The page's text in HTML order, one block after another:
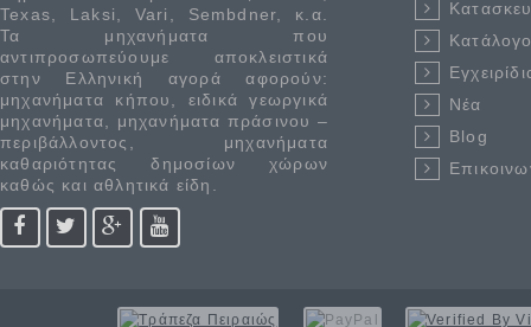
Texas, Laksi, Vari, Sembdner, κ.α.
Τα μηχανήματα που
αντιπροσωπεύουμε αποκλειστικά
στην Ελληνική αγορά αφορούν:
μηχανήματα κήπου, ειδικά γεωργικά
μηχανήματα, μηχανήματα πράσινου –
περιβάλλοντος, μηχανήματα
καθαριότητας δημοσίων χώρων
καθώς και αθλητικά είδη.
Νέα
Blog